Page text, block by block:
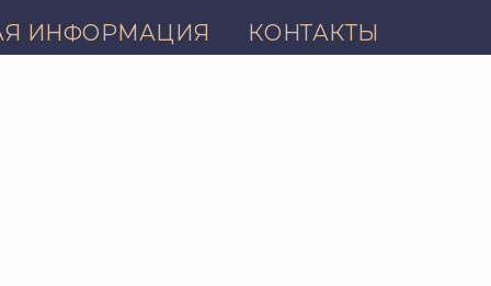
ИНФОРМАЦИЯ КОНТАКТЫ